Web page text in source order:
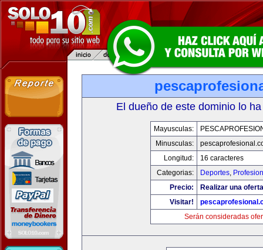
El dueño de este dominio lo
Mayusculas:
Minusculas:
Longitud:
16 caracteres
Categorias:
Deportes,
Precio:
Realizar una
Visitar!
Serán consideradas